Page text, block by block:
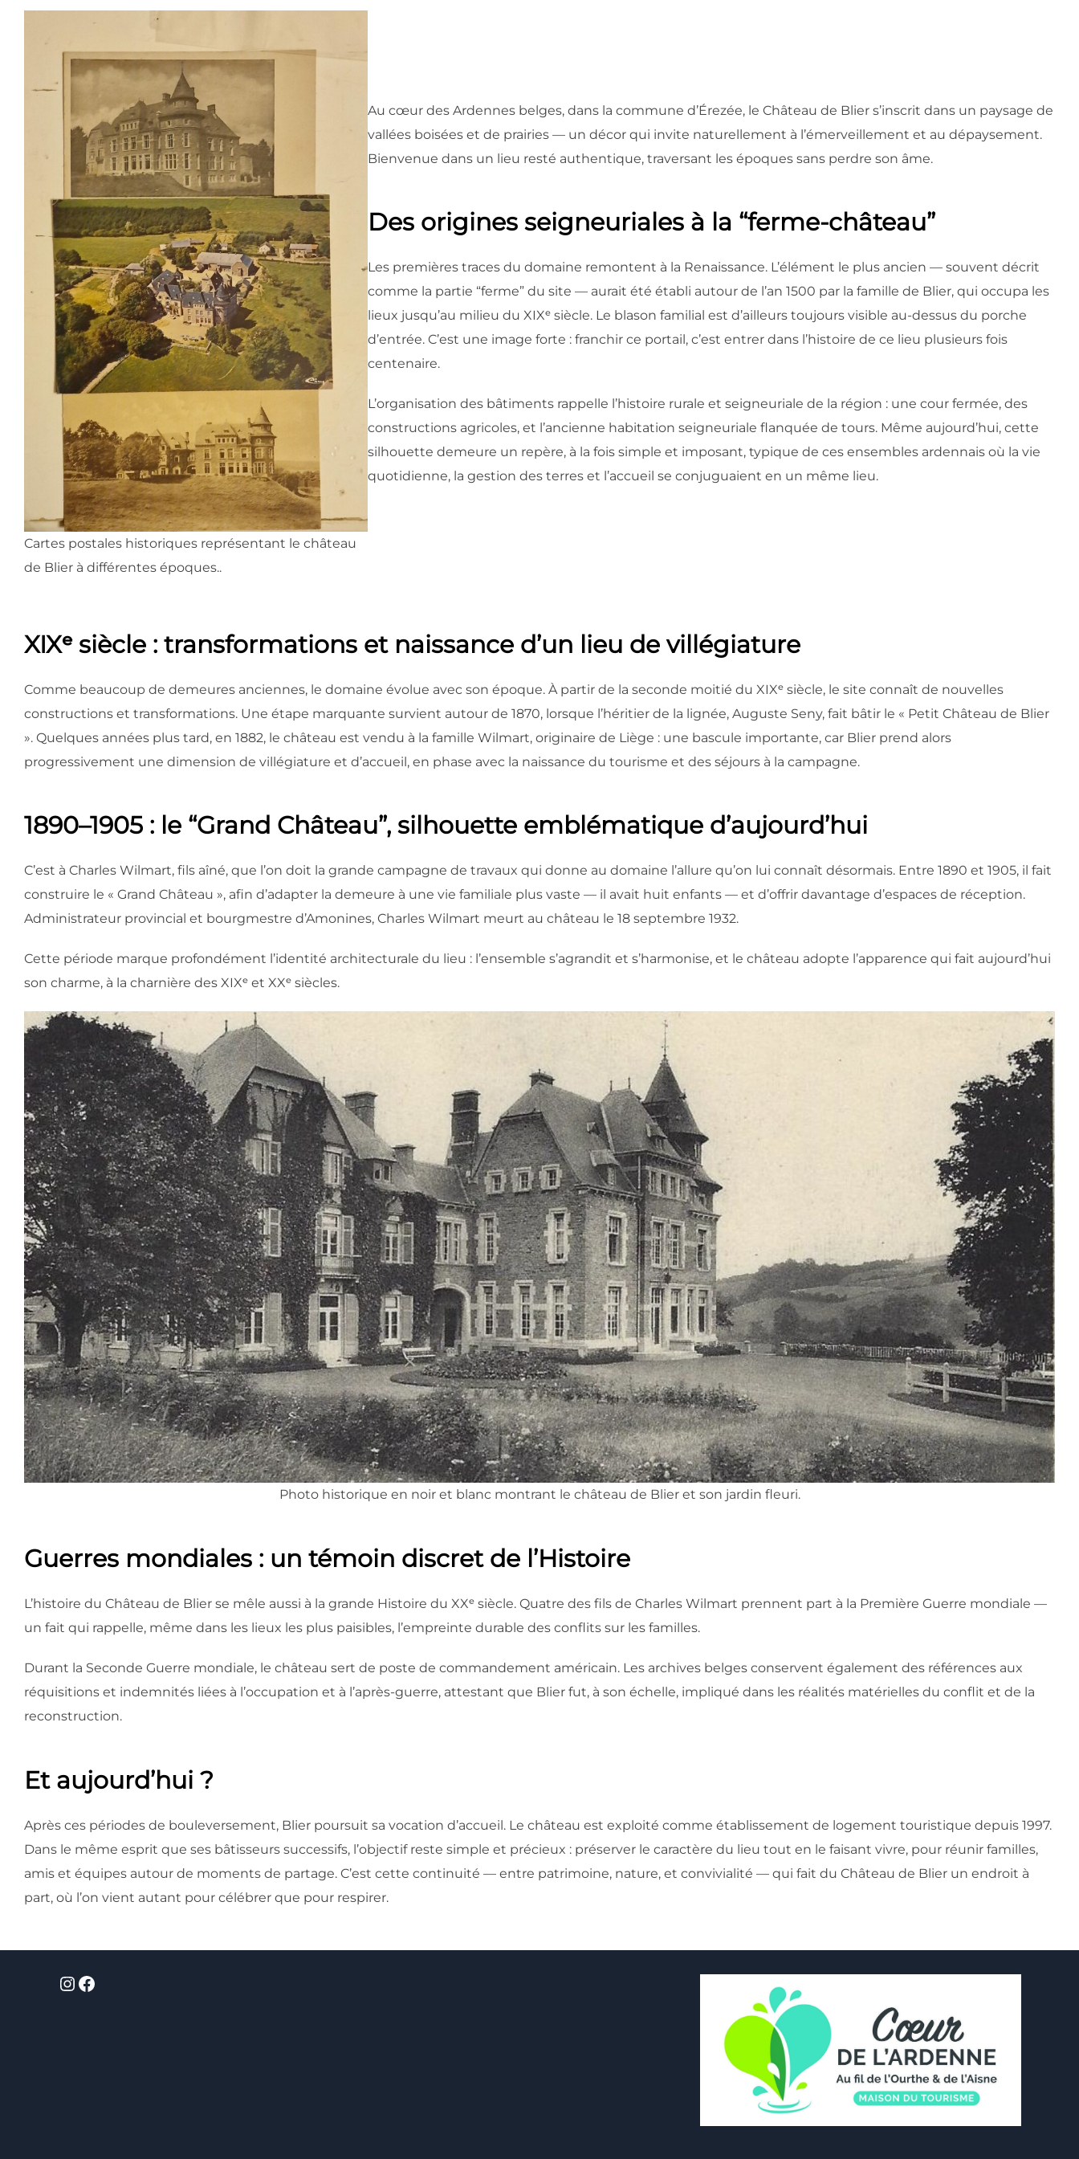
Cartes postales historiques représentant le château
de Blier à différentes époques..
Au cœur des Ardennes belges, dans la commune d’Érezée, le Château de Blier s’inscrit dans un paysage de
vallées boisées et de prairies — un décor qui invite naturellement à l’émerveillement et au dépaysement.
Bienvenue dans un lieu resté authentique, traversant les époques sans perdre son âme.
Des origines seigneuriales à la “ferme-château”
Les premières traces du domaine remontent à la Renaissance. L’élément le plus ancien — souvent décrit
comme la partie “ferme” du site — aurait été établi autour de l’an 1500 par la famille de Blier, qui occupa les
lieux jusqu’au milieu du XIXᵉ siècle. Le blason familial est d’ailleurs toujours visible au-dessus du porche
d’entrée. C’est une image forte : franchir ce portail, c’est entrer dans l’histoire de ce lieu plusieurs fois
centenaire.
L’organisation des bâtiments rappelle l’histoire rurale et seigneuriale de la région : une cour fermée, des
constructions agricoles, et l’ancienne habitation seigneuriale flanquée de tours. Même aujourd’hui, cette
silhouette demeure un repère, à la fois simple et imposant, typique de ces ensembles ardennais où la vie
quotidienne, la gestion des terres et l’accueil se conjuguaient en un même lieu.
XIXᵉ siècle : transformations et naissance d’un lieu de villégiature
Comme beaucoup de demeures anciennes, le domaine évolue avec son époque. À partir de la seconde moitié du XIXᵉ siècle, le site connaît de nouvelles
constructions et transformations. Une étape marquante survient autour de 1870, lorsque l’héritier de la lignée, Auguste Seny, fait bâtir le « Petit Château de Blier
». Quelques années plus tard, en 1882, le château est vendu à la famille Wilmart, originaire de Liège : une bascule importante, car Blier prend alors
progressivement une dimension de villégiature et d’accueil, en phase avec la naissance du tourisme et des séjours à la campagne.
1890–1905 : le “Grand Château”, silhouette emblématique d’aujourd’hui
C’est à Charles Wilmart, fils aîné, que l’on doit la grande campagne de travaux qui donne au domaine l’allure qu’on lui connaît désormais. Entre 1890 et 1905, il fait
construire le « Grand Château », afin d’adapter la demeure à une vie familiale plus vaste — il avait huit enfants — et d’offrir davantage d’espaces de réception.
Administrateur provincial et bourgmestre d’Amonines, Charles Wilmart meurt au château le 18 septembre 1932.
Cette période marque profondément l’identité architecturale du lieu : l’ensemble s’agrandit et s’harmonise, et le château adopte l’apparence qui fait aujourd’hui
son charme, à la charnière des XIXᵉ et XXᵉ siècles.
Photo historique en noir et blanc montrant le château de Blier et son jardin fleuri.
Guerres mondiales : un témoin discret de l’Histoire
L’histoire du Château de Blier se mêle aussi à la grande Histoire du XXᵉ siècle. Quatre des fils de Charles Wilmart prennent part à la Première Guerre mondiale —
un fait qui rappelle, même dans les lieux les plus paisibles, l’empreinte durable des conflits sur les familles.
Durant la Seconde Guerre mondiale, le château sert de poste de commandement américain. Les archives belges conservent également des références aux
réquisitions et indemnités liées à l’occupation et à l’après-guerre, attestant que Blier fut, à son échelle, impliqué dans les réalités matérielles du conflit et de la
reconstruction.
Et aujourd’hui ?
Après ces périodes de bouleversement, Blier poursuit sa vocation d’accueil. Le château est exploité comme établissement de logement touristique depuis 1997.
Dans le même esprit que ses bâtisseurs successifs, l’objectif reste simple et précieux : préserver le caractère du lieu tout en le faisant vivre, pour réunir familles,
amis et équipes autour de moments de partage. C’est cette continuité — entre patrimoine, nature, et convivialité — qui fait du Château de Blier un endroit à
part, où l’on vient autant pour célébrer que pour respirer.
Instagram
Facebook